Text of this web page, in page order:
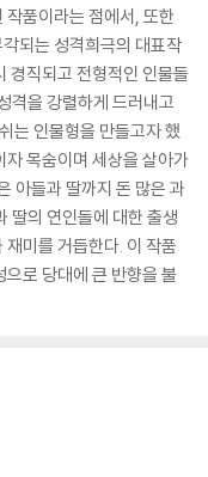
작품이라는 점에서, 또한
되는 성격희극의 대표작
경직되고 전형적인 인물들
격을 강렬하게 드러내고
는 인물형을 만들고자 했
목숨이며 세상을 살아가
아들과 딸까지 돈 많은 과
딸의 연인들에 대한 출생
미를 거듭한다. 이 작품
로 당대에 큰 반향을 불